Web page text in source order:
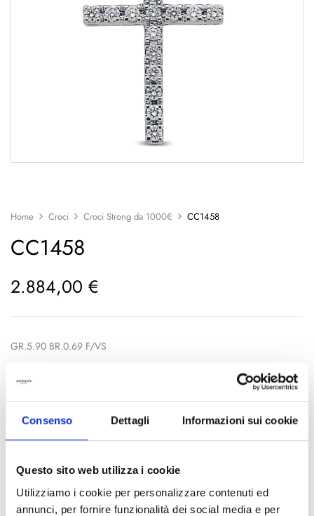
Consenso Dettagli Informazioni sui cookie
Questo sito web utilizza i cookie
Utilizziamo i cookie per personalizzare contenuti ed
annunci, per fornire funzionalità dei social media e per
Home Croci Croci Strong da 1000€ CC1458
CC1458
2.884,00 €
GR.5.90 BR.0.69 F/VS
A: 21
COD:CC1458